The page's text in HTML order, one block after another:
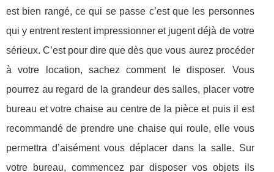
est bien rangé, ce qui se passe c’est que les personnes
qui y entrent restent impressionner et jugent déjà de votre
sérieux. C’est pour dire que dès que vous aurez procéder
à votre location, sachez comment le disposer. Vous
pourrez au regard de la grandeur des salles, placer votre
bureau et votre chaise au centre de la pièce et puis il est
recommandé de prendre une chaise qui roule, elle vous
permettra d’aisément vous déplacer dans la salle. Sur
votre bureau, commencez par disposer vos objets ils